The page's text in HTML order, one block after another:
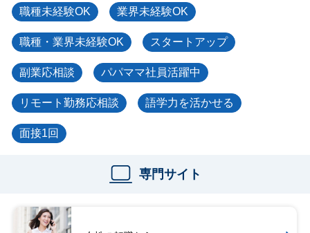
職種未経験OK 業界未経験OK
職種・業界未経験OK スタートアップ
副業応相談 パパママ社員活躍中
リモート勤務応相談 語学力を活かせる
面接1回
専門サイト